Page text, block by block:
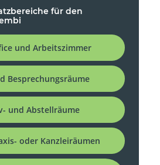
für den
und Arbeitszimmer
Besprechungsräume
und Abstellräume
oder Kanzleiräumen